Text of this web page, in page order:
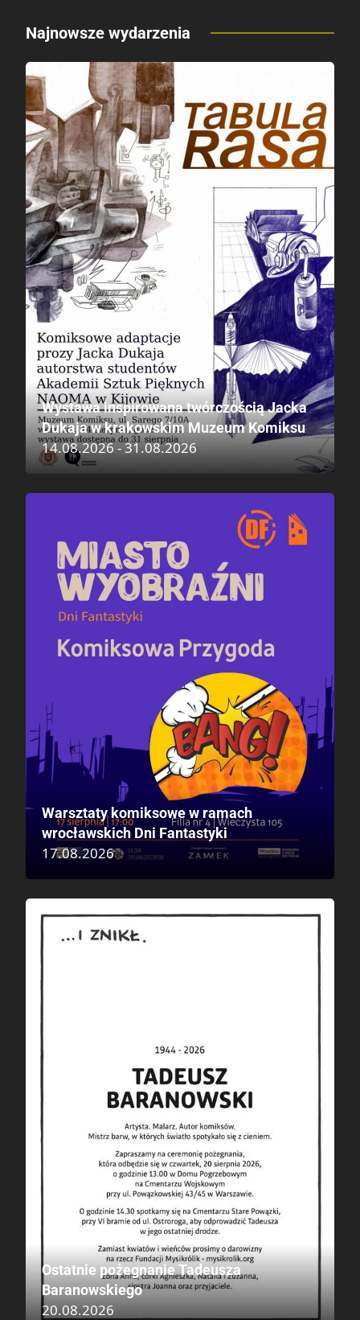
Najnowsze wydarzenia
Wystawa inspirowana twórczością Jacka
Dukaja w krakowskim Muzeum Komiksu
14.08.2026 - 31.08.2026
Warsztaty komiksowe w ramach
wrocławskich Dni Fantastyki
17.08.2026
Ostatnie pożegnanie Tadeusza
Baranowskiego
20.08.2026